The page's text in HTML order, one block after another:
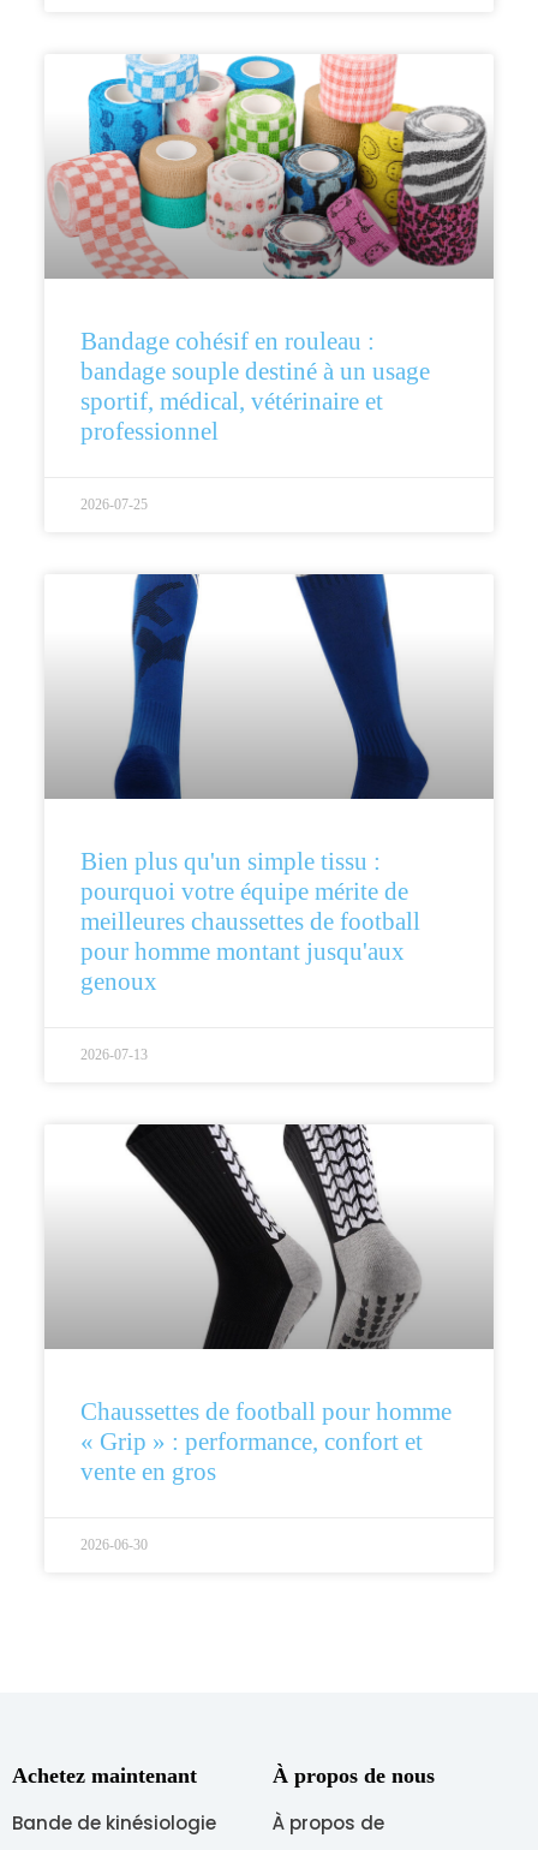
Bandage cohésif en rouleau :
bandage souple destiné à un usage
sportif, médical, vétérinaire et
professionnel
2026-07-25
Bien plus qu'un simple tissu :
pourquoi votre équipe mérite de
meilleures chaussettes de football
pour homme montant jusqu'aux
genoux
2026-07-13
Chaussettes de football pour homme
« Grip » : performance, confort et
vente en gros
2026-06-30
Achetez maintenant
Bande de kinésiologie
À propos de nous
À propos de